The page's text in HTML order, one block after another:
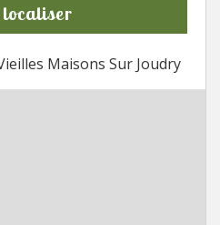
localiser
Maisons Sur Joudry